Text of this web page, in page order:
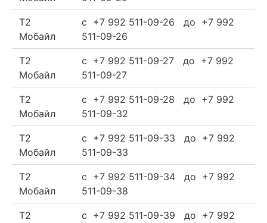
Т2
Мобайл
c +7 992 511-09-26 до +7 992
511-09-26
Т2
Мобайл
c +7 992 511-09-27 до +7 992
511-09-27
Т2
Мобайл
c +7 992 511-09-28 до +7 992
511-09-32
Т2
Мобайл
c +7 992 511-09-33 до +7 992
511-09-33
Т2
Мобайл
c +7 992 511-09-34 до +7 992
511-09-38
Т2
c +7 992 511-09-39 до +7 992